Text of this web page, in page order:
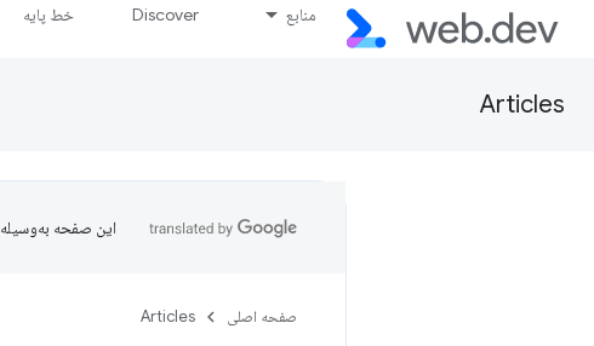
منابع Discover خط پایه
Articles
این صفحه به‌وسیله
صفحه اصلی Articles